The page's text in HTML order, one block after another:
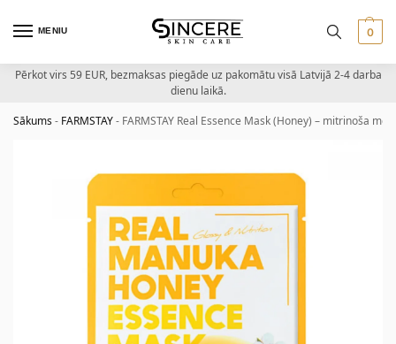
MENIU 0
Pērkot virs 59 EUR, bezmaksas piegāde uz pakomātu visā Latvijā 2-4 darba
dienu laikā.
Sākums- FARMSTAY- FARMSTAY Real Essence Mask (Honey) – mitrinoša